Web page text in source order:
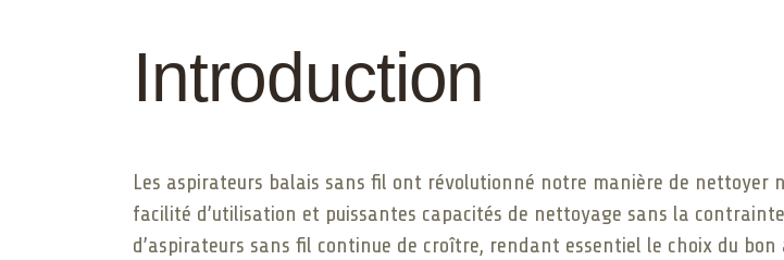
Introduction
Les aspirateurs balais sans fil ont révolutionné notre manière de nettoyer
facilité d’utilisation et puissantes capacités de nettoyage sans la
d’aspirateurs sans fil continue de croître, rendant essentiel le choix du